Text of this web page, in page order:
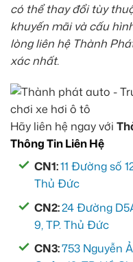
có thể thay đổi tùy
khuyến mãi và cấu
lòng liên hệ Thành
xác nhất.
Hãy liên hệ ngay với
Thông Tin Liên Hệ
CN1:11 Đường số
Thủ Đức
CN2:24 Đường
9, TP. Thủ Đức
CN3:753 Nguyễn